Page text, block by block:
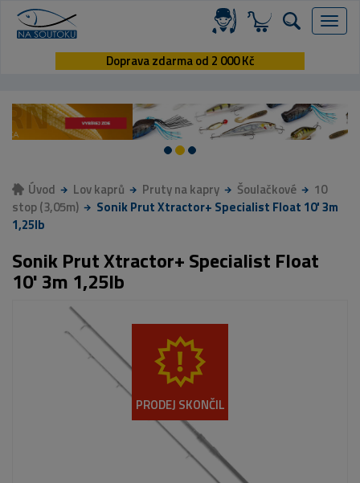
Menu
Doprava zdarma od 2 000 Kč
Úvod Lov kaprů Pruty na kapry Šoulačkové
10
stop (3,05m)
Sonik Prut Xtractor+ Specialist Float 10' 3m
1,25lb
Sonik Prut Xtractor+ Specialist Float
10' 3m 1,25lb
PRODEJ SKONČIL